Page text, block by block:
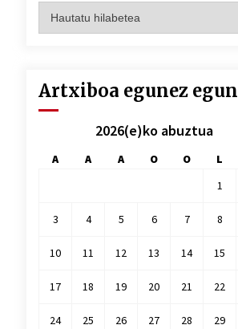
hilez
Artxiboa egunez egun
2026(e)ko abuztua
A A A O O L
1
3 4 5 6 7 8
10 11 12 13 14 15
17 18 19 20 21 22
24 25 26 27 28 29